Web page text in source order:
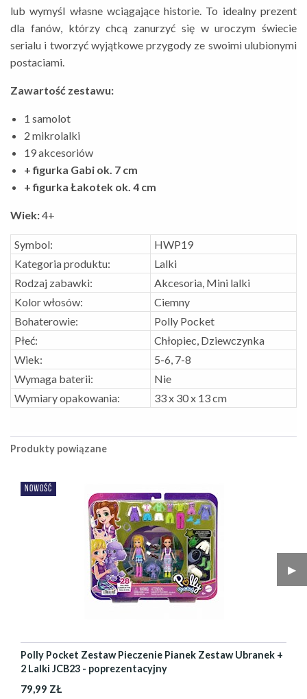
lub wymyśl własne wciągające historie. To idealny prezent
dla fanów, którzy chcą zanurzyć się w uroczym świecie
serialu i tworzyć wyjątkowe przygody ze swoimi ulubionymi
postaciami.
Zawartość zestawu:
1 samolot
2 mikrolalki
19 akcesoriów
+ figurka Gabi ok. 7 cm
+ figurka Łakotek ok. 4 cm
Wiek:4+
Symbol:
HWP19
Kategoria produktu:
Lalki
Rodzaj zabawki:
Akcesoria, Mini lalki
Kolor włosów:
Ciemny
Bohaterowie:
Polly Pocket
Płeć:
Chłopiec, Dziewczynka
Wiek:
5-6, 7-8
Wymaga baterii:
Nie
Wymiary opakowania:
33 x 30 x 13 cm
Produkty powiązane
▶︎
NOWOŚĆ
Polly Pocket Zestaw Pieczenie Pianek Zestaw Ubranek +
2 Lalki JCB23 - poprezentacyjny
79,99 ZŁ